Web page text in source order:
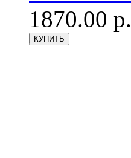
1870.00 р.